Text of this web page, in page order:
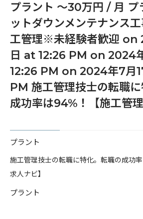
プラント 〜30万円 / 月 プ
ットダウンメンテナンス
工管理※未経験者歓迎 on
日 at 12:26 PM on 2024
12:26 PM on 2024年7月
PM 施工管理技士の転職
成功率は94%！【施工管理
プラント
施工管理技士の転職に特化。転職の成功
求人ナビ】
プラント